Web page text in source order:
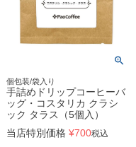
個包装/袋入り
手詰めドリップコーヒーバ
ッグ・コスタリカ クラシ
ック タラス（5個入）
当店特別価格 ¥700税込